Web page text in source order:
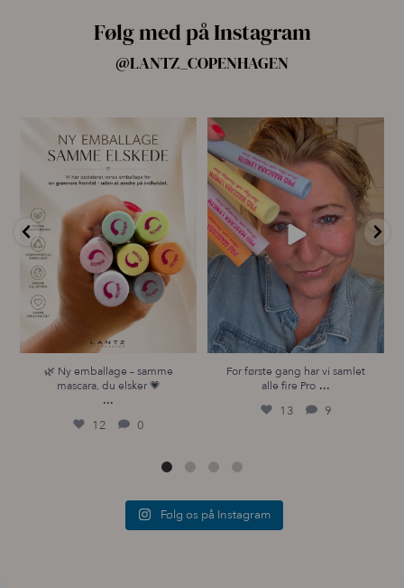
Følg med på Instagram
@LANTZ_COPENHAGEN
🌿 Ny emballage – samme
mascara, du elsker 💗
...
12
🌿 Ny emballage – samme
mascara, du elsker 💗
...
12 0
For første gang har vi samlet
alle fire Pro...
13
For første gang har vi samlet
alle fire Pro ...
13 9
Følg os på Instagram